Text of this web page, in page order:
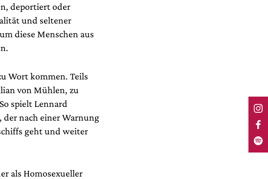
deportiert oder
und seltener
diese Menschen aus
Wort kommen. Teils
von Mühlen, zu
spielt Lennard
der nach einer Warnung
geht und weiter
als Homosexueller